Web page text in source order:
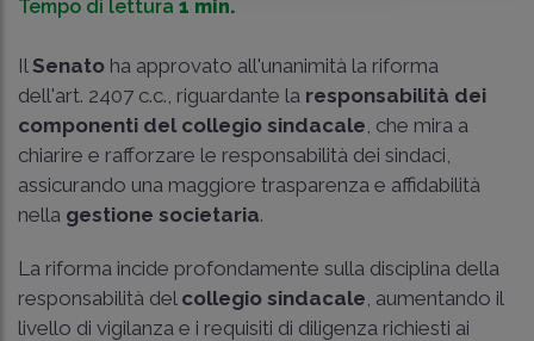
Tempo di lettura 1 min.
Il Senato ha approvato all'unanimità la riforma
dell'art. 2407 c.c. , riguardante la responsabilità dei
componenti del collegio sindacale , che mira a
chiarire e rafforzare le responsabilità dei sindaci,
assicurando una maggiore trasparenza e affidabilità
nella gestione societaria.
La riforma incide profondamente sulla disciplina della
responsabilità del collegio sindacale , aumentando il
livello di vigilanza e i requisiti di diligenza richiesti ai